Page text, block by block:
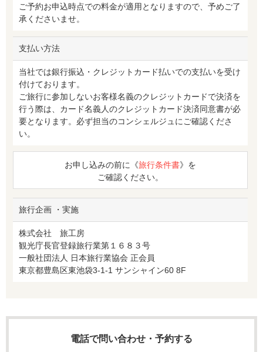
ご予約お申込時点での料金が適用となりますので、予めご了
承くださいませ。
支払い方法
当社では銀行振込・クレジットカード払いでの支払いを受け
付けております。
ご旅行に参加しないお客様名義のクレジットカードで決済を
行う際は、カード名義人のクレジットカード決済同意書が必
要となります。必ず担当のコンシェルジュにご確認くださ
い。
お申し込みの前に《旅行条件書》を
ご確認ください。
旅行企画 ・実施
株式会社 旅工房
観光庁長官登録旅行業第１６８３号
一般社団法人 日本旅行業協会 正会員
東京都豊島区東池袋3-1-1 サンシャイン60 8F
電話で問い合わせ・予約する